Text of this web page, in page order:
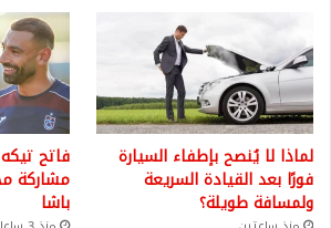
لماذا لا يُنصح بإطفاء السيارة
فورًا بعد القيادة السريعة
ولمسافة طويلة؟
فاتح
مشاركة
باشا